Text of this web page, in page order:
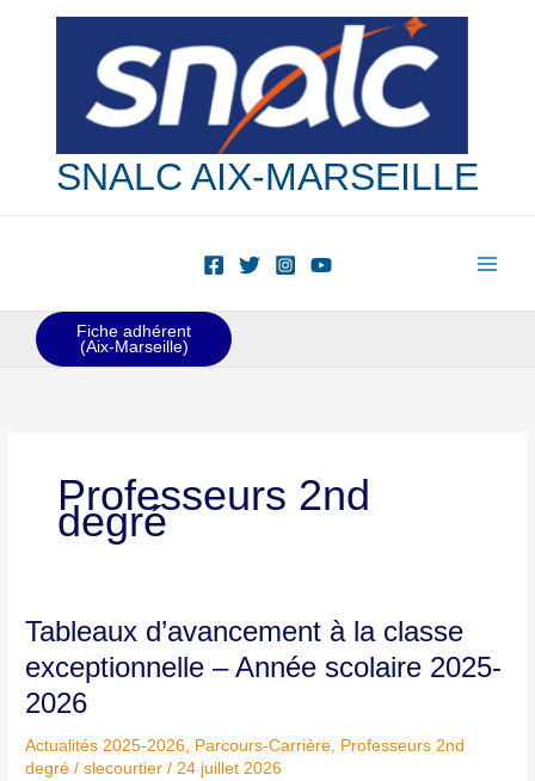
SNALC AIX-MARSEILLE
Fiche adhérent
(Aix-Marseille)
Professeurs 2nd
degré
Tableaux d’avancement à la classe
exceptionnelle – Année scolaire 2025-
2026
Actualités 2025-2026, Parcours-Carrière, Professeurs 2nd
degré /slecourtier/24 juillet 2026
Tableaux
à
la
exceptionnelle